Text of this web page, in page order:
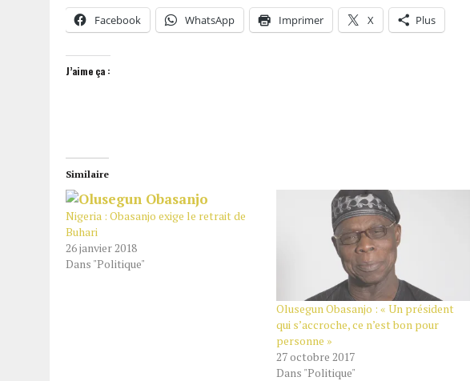
Facebook WhatsApp Imprimer X Plus
J’aime ça :
Similaire
Nigeria : Obasanjo exige le retrait de
Buhari
26 janvier 2018
Dans "Politique"
Olusegun Obasanjo : « Un président
qui s’accroche, ce n’est bon pour
personne »
27 octobre 2017
Dans "Politique"